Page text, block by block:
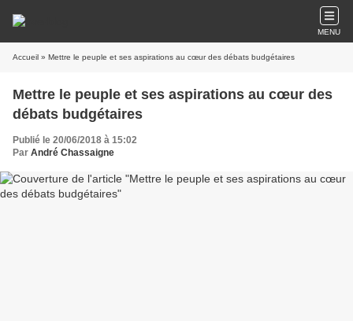
MENU
Accueil » Mettre le peuple et ses aspirations au cœur des débats budgétaires
Mettre le peuple et ses aspirations au cœur des
débats budgétaires
Publié le 20/06/2018 à 15:02
Par André Chassaigne